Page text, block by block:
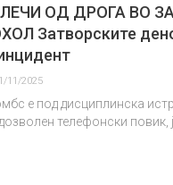
ОД ДРОГА ВО
Затворските
11/2025
е под дисциплинска
телефонски повик,